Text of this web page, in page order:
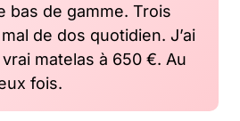
bas de gamme. Trois
de dos quotidien. J’ai
matelas à 650 €. Au
fois.